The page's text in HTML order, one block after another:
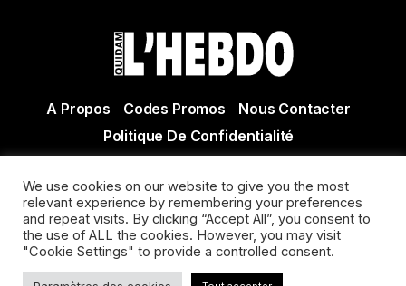
A Propos Codes Promos
Nous Contacter
Politique De Confidentialité
Actualité Agen - Actualité en lot et Garonne - Actualité
Villeneuve sur Lot
We use cookies on our website to give you the most
relevant experience by remembering your preferences
and repeat visits. By clicking “Accept All”, you consent to
the use of ALL the cookies. However, you may visit
"Cookie Settings" to provide a controlled consent.